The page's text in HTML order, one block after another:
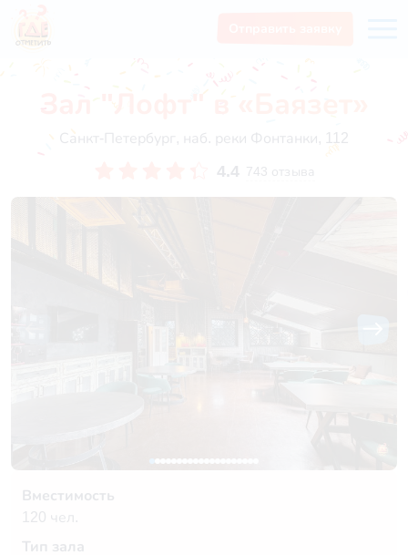
Зал "Лофт" в «Баязет»
Санкт-Петербург, наб. реки Фонтанки, 112
4.4 743 отзыва
Вместимость
120 чел.
Тип зала